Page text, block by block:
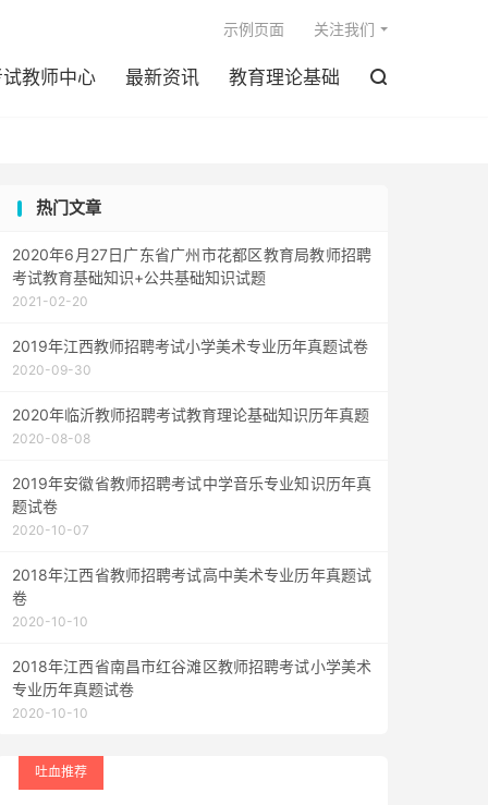
教师中心 最新资讯 教育理论基础 
示例页面 关注我们
热门文章
2020年6月27日广东省广州市花都区教育局教师招聘
考试教育基础知识+公共基础知识试题
2021-02-20
2019年江西教师招聘考试小学美术专业历年真题试卷
2020-09-30
2020年临沂教师招聘考试教育理论基础知识历年真题
2020-08-08
2019年安徽省教师招聘考试中学音乐专业知识历年真
题试卷
2020-10-07
2018年江西省教师招聘考试高中美术专业历年真题试
卷
2020-10-10
2018年江西省南昌市红谷滩区教师招聘考试小学美术
专业历年真题试卷
2020-10-10
吐血推荐